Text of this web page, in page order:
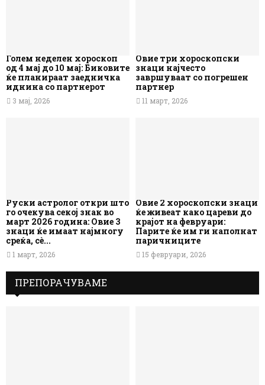
Голем неделен хороскоп
од 4 мај до 10 мај: Биковите
ќе планираат заедничка
иднина со партнерот
3 мај, 2026
Овие три хороскопски
знаци најчесто
завршуваат со погрешен
партнер
11 март, 2026
Руски астролог откри што
го очекува секој знак во
март 2026 година: Овие 3
знаци ќе имаат најмногу
среќа, сè...
1 март, 2026
Овие 2 хороскопски знаци
ќе живеат како цареви до
крајот на февруари:
Парите ќе им ги наполнат
паричниците
15 февруари, 2026
ПРЕПОРАЧУВАМЕ